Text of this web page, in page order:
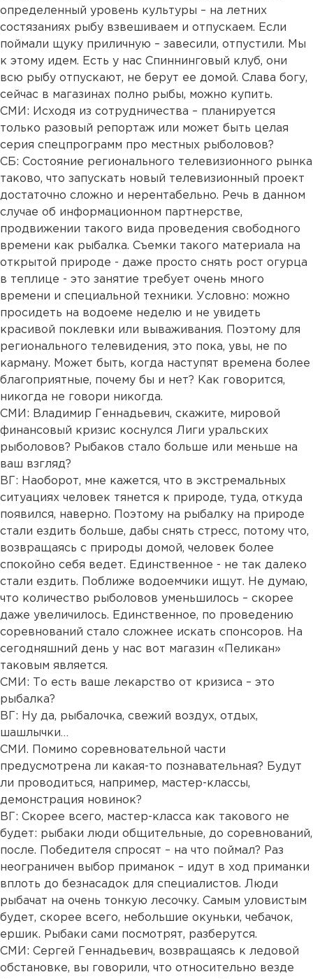
определенный уровень культуры – на летних
состязаниях рыбу взвешиваем и отпускаем. Если
поймали щуку приличную – завесили, отпустили. Мы
к этому идем. Есть у нас Спиннинговый клуб, они
всю рыбу отпускают, не берут ее домой. Слава богу,
сейчас в магазинах полно рыбы, можно купить.
СМИ: Исходя из сотрудничества – планируется
только разовый репортаж или может быть целая
серия спецпрограмм про местных рыболовов?
СБ: Состояние регионального телевизионного рынка
таково, что запускать новый телевизионный проект
достаточно сложно и нерентабельно. Речь в данном
случае об информационном партнерстве,
продвижении такого вида проведения свободного
времени как рыбалка. Съемки такого материала на
открытой природе - даже просто снять рост огурца
в теплице - это занятие требует очень много
времени и специальной техники. Условно: можно
просидеть на водоеме неделю и не увидеть
красивой поклевки или вываживания. Поэтому для
регионального телевидения, это пока, увы, не по
карману. Может быть, когда наступят времена более
благоприятные, почему бы и нет? Как говорится,
никогда не говори никогда.
СМИ: Владимир Геннадьевич, скажите, мировой
финансовый кризис коснулся Лиги уральских
рыболовов? Рыбаков стало больше или меньше на
ваш взгляд?
ВГ: Наоборот, мне кажется, что в экстремальных
ситуациях человек тянется к природе, туда, откуда
появился, наверно. Поэтому на рыбалку на природе
стали ездить больше, дабы снять стресс, потому что,
возвращаясь с природы домой, человек более
спокойно себя ведет. Единственное - не так далеко
стали ездить. Поближе водоемчики ищут. Не думаю,
что количество рыболовов уменьшилось – скорее
даже увеличилось. Единственное, по проведению
соревнований стало сложнее искать спонсоров. На
сегодняшний день у нас вот магазин «Пеликан»
таковым является.
СМИ: То есть ваше лекарство от кризиса – это
рыбалка?
ВГ: Ну да, рыбалочка, свежий воздух, отдых,
шашлычки…
СМИ. Помимо соревновательной части
предусмотрена ли какая-то познавательная? Будут
ли проводиться, например, мастер-классы,
демонстрация новинок?
ВГ: Скорее всего, мастер-класса как такового не
будет: рыбаки люди общительные, до соревнований,
после. Победителя спросят – на что поймал? Раз
неограничен выбор приманок – идут в ход приманки
вплоть до безнасадок для специалистов. Люди
рыбачат на очень тонкую лесочку. Самым уловистым
будет, скорее всего, небольшие окуньки, чебачок,
ершик. Рыбаки сами посмотрят, разберутся.
СМИ: Сергей Геннадьевич, возвращаясь к ледовой
обстановке, вы говорили, что относительно везде